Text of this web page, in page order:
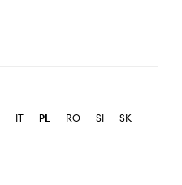
IT PL RO SI
SK